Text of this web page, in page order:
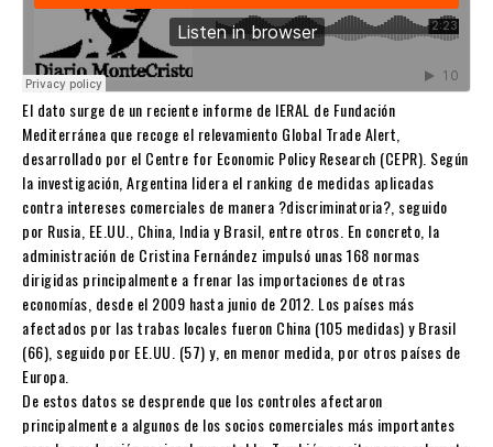
El dato surge de un reciente informe de IERAL de Fundación
Mediterránea que recoge el relevamiento Global Trade Alert,
desarrollado por el Centre for Economic Policy Research (CEPR). Según
la investigación, Argentina lidera el ranking de medidas aplicadas
contra intereses comerciales de manera ?discriminatoria?, seguido
por Rusia, EE.UU., China, India y Brasil, entre otros. En concreto, la
administración de Cristina Fernández impulsó unas 168 normas
dirigidas principalmente a frenar las importaciones de otras
economías, desde el 2009 hasta junio de 2012. Los países más
afectados por las trabas locales fueron China (105 medidas) y Brasil
(66), seguido por EE.UU. (57) y, en menor medida, por otros países de
Europa.
De estos datos se desprende que los controles afectaron
principalmente a algunos de los socios comerciales más importantes